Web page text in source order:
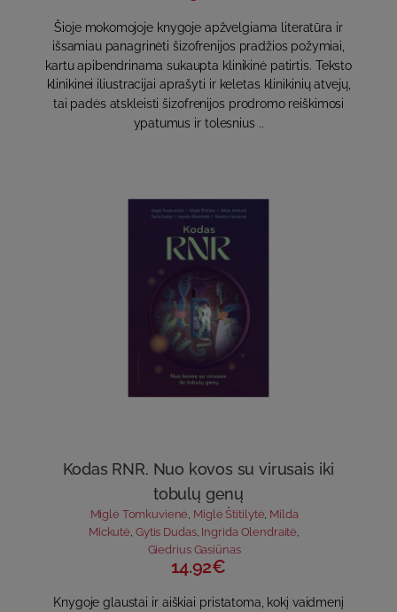
Šioje mokomojoje knygoje apžvelgiama literatūra ir
išsamiau panagrinėti šizofrenijos pradžios požymiai,
kartu apibendrinama sukaupta klinikinė patirtis. Teksto
klinikinei iliustracijai aprašyti ir keletas klinikinių atvejų,
tai padės atskleisti šizofrenijos prodromo reiškimosi
ypatumus ir tolesnius ..
Kodas RNR. Nuo kovos su virusais iki
tobulų genų
Miglė Tomkuvienė, Miglė Štitilytė, Milda
Mickutė, Gytis Dudas, Ingrida Olendraitė,
Giedrius Gasiūnas
14.92€
Knygoje glaustai ir aiškiai pristatoma, kokį vaidmenį